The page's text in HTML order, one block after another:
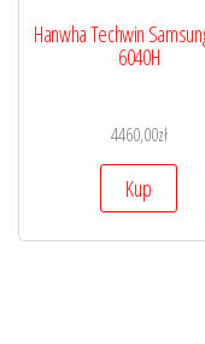
Hanwha Techwin
6040H
4460,00zł
Kup